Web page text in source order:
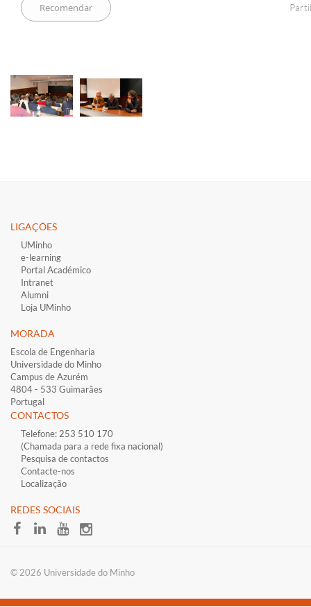
LIGAÇÕES​
UMinho
e-learning
Portal Académico
Intranet
Alumni
Loja UMinho
MORADA
Escola de Engenharia
Universidade do Minho
Campus de Azurém
4804 - 533 Guimarães
Portugal
CONTACTOS
Telefone: 253 510 170
(Chamada para a rede fixa nacional)
Pesquisa de contactos
Contacte-nos
Localização
​REDES SOCIAI​S
​© 2026 Universidade do Minho​